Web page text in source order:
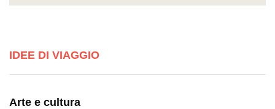
IDEE DI VIAGGIO
Arte e cultura